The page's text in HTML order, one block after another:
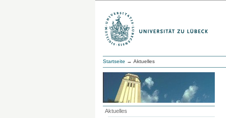
Startseite → Aktuelles
Aktuelles